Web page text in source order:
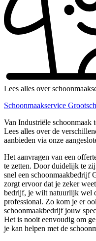
Lees alles over
Schoonmaakservice
Van Industriële schoonmaak
Lees alles over de
aanbieden via onze
Het aanvragen van een
te zetten. Door duidelijk te
snel een schoonmaakbedrijf
zorgt ervoor dat je zeker
bedrijf, je wilt natuurlijk wel
professional. Zo kom je er
schoonmaakbedrijf jouw
Het is nooit eenvoudig om
je kan helpen met de